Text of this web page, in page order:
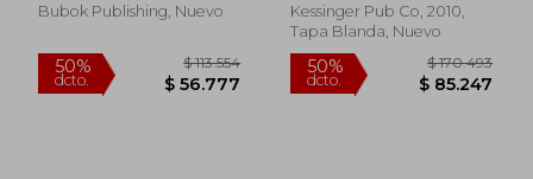
Bubok Publishing, Nuevo
Kessinger Pub Co, 2010,
Tapa Blanda, Nuevo